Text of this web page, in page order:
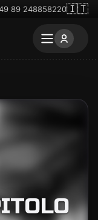
89 248858220🇮🇹